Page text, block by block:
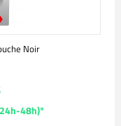
Noir
48h)*